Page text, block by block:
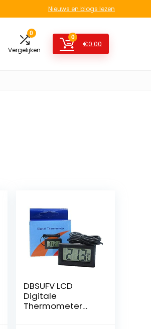
Nieuws en blogs lezen
0
Vergelijken
0
€0.00
DBSUFV LCD
Digitale
Thermometer